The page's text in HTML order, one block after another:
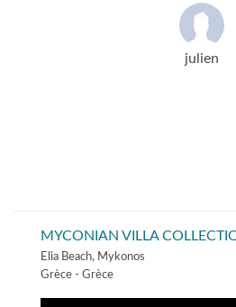
julien
MYCONIAN VILLA
Elia Beach, Mykonos
Grèce - Grèce